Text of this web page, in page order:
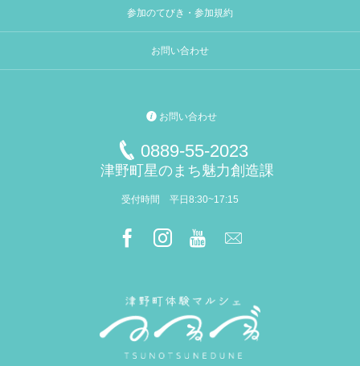
参加のてびき・参加規約
お問い合わせ
お問い合わせ
0889-55-2023
津野町星のまち魅力創造課
受付時間 平日8:30~17:15